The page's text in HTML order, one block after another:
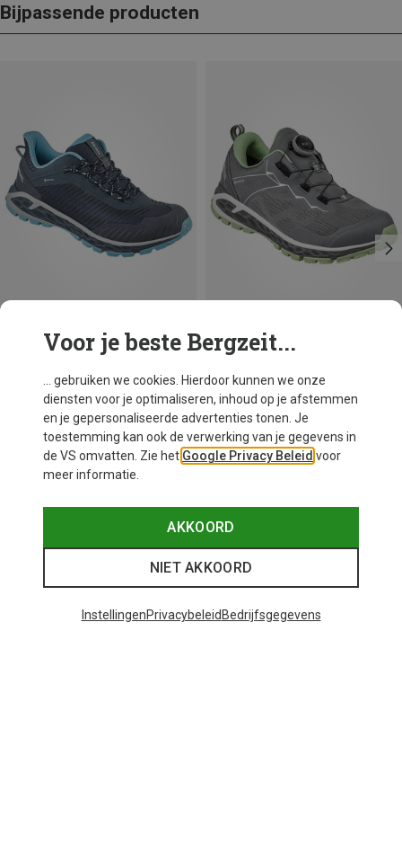
Bijpassende producten
Maten
Dames Power Walker 4.2 Schoenen
€ 184,20
Meindl
€ 207,20
Voor je beste Bergzeit...
... gebruiken we cookies. Hierdoor kunnen we onze
diensten voor je optimaliseren, inhoud op je afstemmen
en je gepersonaliseerde advertenties tonen. Je
toestemming kan ook de verwerking van je gegevens in
de VS omvatten. Zie het Google Privacy Beleid voor
meer informatie.
AKKOORD
NIET AKKOORD
InstellingenPrivacybeleid Bedrijfsgegevens